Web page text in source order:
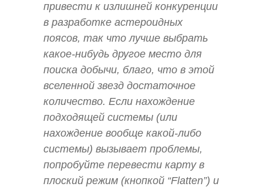
привести к излишней конкуренции
в разработке астероидных
поясов, так что лучше выбрать
какое-нибудь другое место для
поиска добычи, благо, что в этой
вселенной звезд достаточное
количество. Если нахождение
подходящей системы (или
нахождение вообще какой-либо
системы) вызывает проблемы,
попробуйте перевести карту в
плоский режим (кнопкой “Flatten”) и